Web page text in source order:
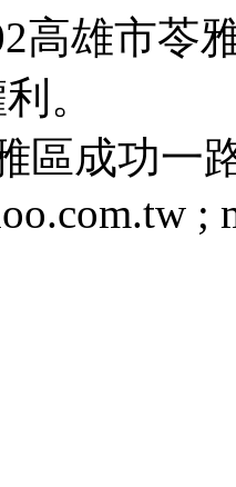
高雄市苓
。
區成功一
;